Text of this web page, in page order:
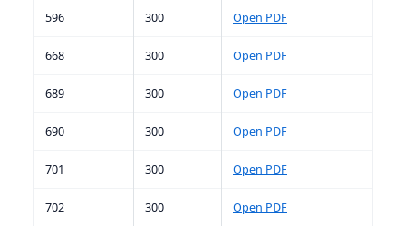
596 300 Open PDF
668 300 Open PDF
689 300 Open PDF
690 300 Open PDF
701 300 Open PDF
702 300 Open PDF